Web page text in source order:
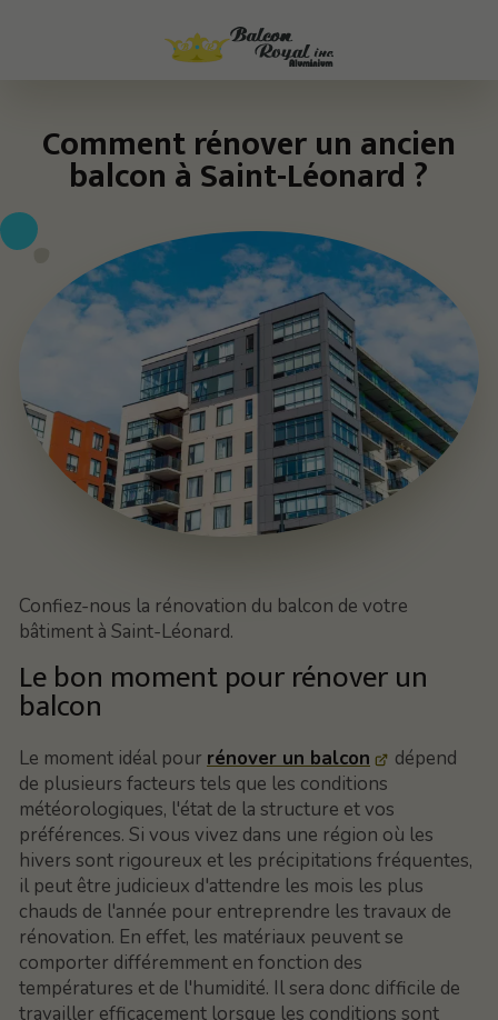
Comment rénover un ancien
balcon à Saint-Léonard ?
Confiez-nous la rénovation du balcon de votre
bâtiment à Saint-Léonard.
Le bon moment pour rénover un
balcon
Le moment idéal pour rénover un balcon
dépend
de plusieurs facteurs tels que les conditions
météorologiques, l'état de la structure et vos
préférences. Si vous vivez dans une région où les
hivers sont rigoureux et les précipitations fréquentes,
il peut être judicieux d'attendre les mois les plus
chauds de l'année pour entreprendre les travaux de
rénovation. En effet, les matériaux peuvent se
comporter différemment en fonction des
températures et de l'humidité. Il sera donc difficile de
travailler efficacement lorsque les conditions sont